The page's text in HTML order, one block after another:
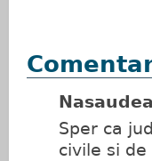
Sper ca
civile si de